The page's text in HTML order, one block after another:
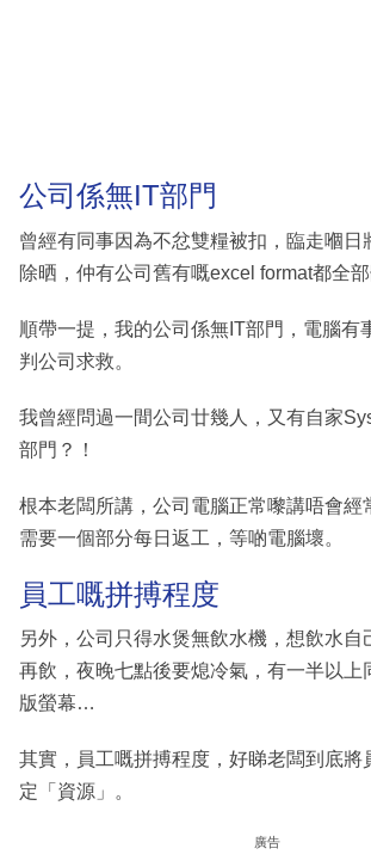
公司係無IT部門
曾經有同事因為不忿雙糧被扣，臨走嗰日
除晒，仲有公司舊有嘅excel format都全部
順帶一提，我的公司係無IT部門，電腦有
判公司求救。
我曾經問過一間公司廿幾人，又有自家
部門？！
根本老闆所講，公司電腦正常嚟講唔會經
需要一個部分每日返工，等啲電腦壞。
員工嘅拼搏程度
另外，公司只得水煲無飲水機，想飲水自
再飲，夜晚七點後要熄冷氣，有一半以上
版螢幕…
其實，員工嘅拼搏程度，好睇老闆到底將
定「資源」。
廣告